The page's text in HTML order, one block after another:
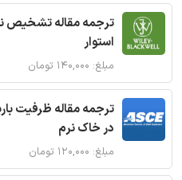
ترجمه مقاله تشخیص
استوار
مبلغ: ۱۴۰,۰۰۰ تومان
ترجمه مقاله ظرفیت
در خاک نرم
مبلغ: ۱۲۰,۰۰۰ تومان